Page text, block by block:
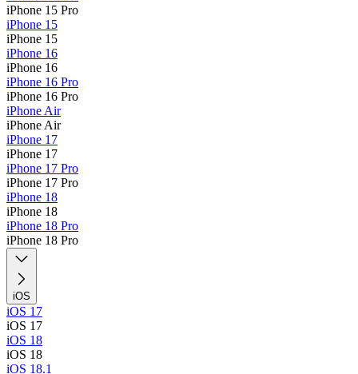
iPhone 15 Pro
iPhone 15
iPhone 15
iPhone 16
iPhone 16
iPhone 16 Pro
iPhone 16 Pro
iPhone Air
iPhone Air
iPhone 17
iPhone 17
iPhone 17 Pro
iPhone 17 Pro
iPhone 18
iPhone 18
iPhone 18 Pro
iPhone 18 Pro
iOS
iOS 17
iOS 17
iOS 18
iOS 18
iOS 18.1